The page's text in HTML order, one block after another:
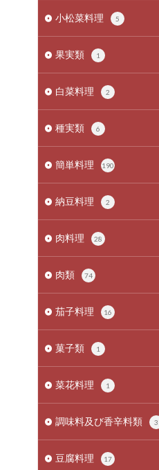
小松菜料理 5
果実類 1
白菜料理 2
種実類 6
簡単料理 190
納豆料理 2
肉料理 28
肉類 74
茄子料理 16
菓子類 1
菜花料理 1
調味料及び香辛料類 3
豆腐料理 17